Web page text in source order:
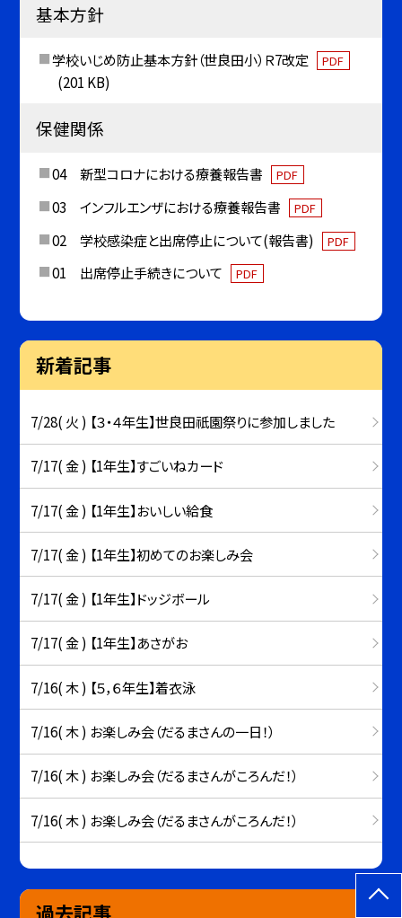
基本方針
学校いじめ防止基本方針（世良田小）Ｒ7改定 PDF
(201 KB)
保健関係
04 新型コロナにおける療養報告書 PDF
03 インフルエンザにおける療養報告書 PDF
02 学校感染症と出席停止について(報告書) PDF
01 出席停止手続きについて PDF
新着記事
7/28( 火 ) 【３・４年生】世良田祇園祭りに参加しました
7/17( 金 ) 【1年生】すごいねカード
7/17( 金 ) 【1年生】おいしい給食
7/17( 金 ) 【1年生】初めてのお楽しみ会
7/17( 金 ) 【1年生】ドッジボール
7/17( 金 ) 【1年生】あさがお
7/16( 木 ) 【５，６年生】着衣泳
7/16( 木 ) お楽しみ会（だるまさんの一日！）
7/16( 木 ) お楽しみ会（だるまさんがころんだ！）
7/16( 木 ) お楽しみ会（だるまさんがころんだ！）